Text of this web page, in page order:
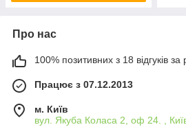
Про нас
100% позитивних з 18 відгуків за
Працює з 07.12.2013
м. Київ
вул. Якуба Коласа 2, оф 24. ,